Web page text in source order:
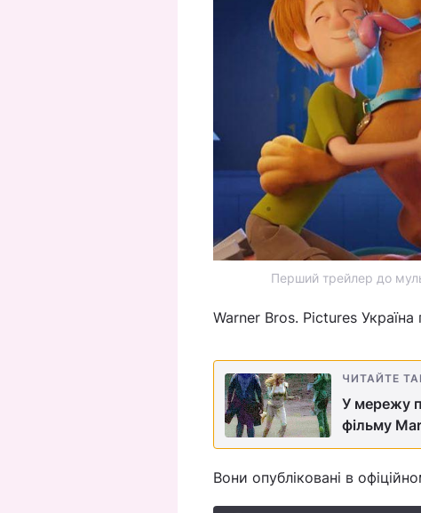
Перший трейлер до
Warner Bros. Pictures
ЧИТАЙТЕ
У мережу
фільму
Вони опубліковані в